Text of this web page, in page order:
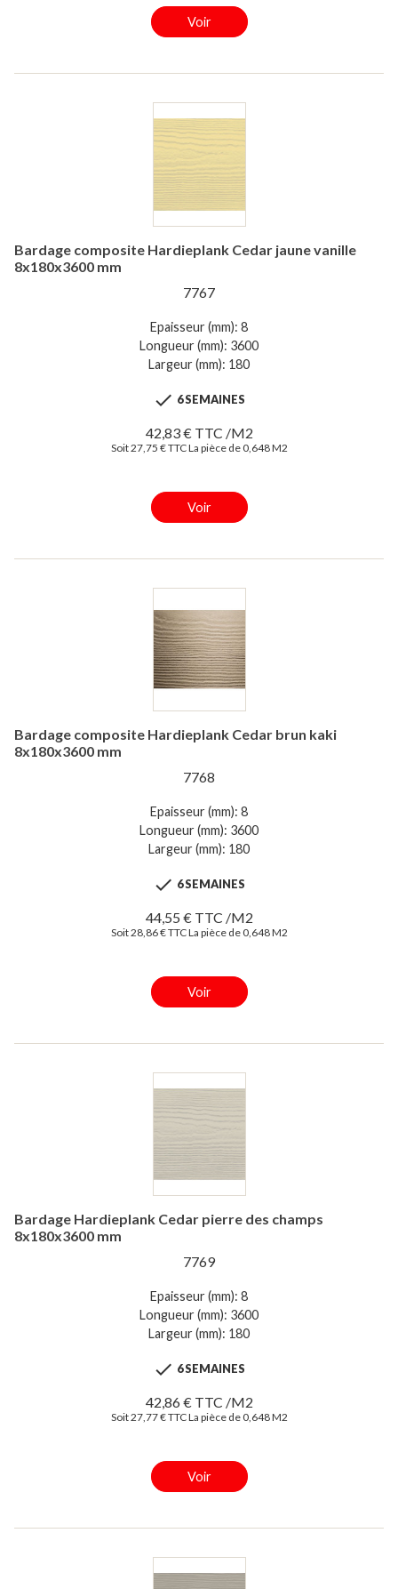
Voir
Bardage composite Hardieplank Cedar jaune vanille
8x180x3600 mm
7767
Epaisseur (mm): 8
Longueur (mm): 3600
Largeur (mm): 180
 6 SEMAINES
42,83 € TTC /M2
Soit 27,75 € TTC La pièce de 0,648 M2
Voir
Bardage composite Hardieplank Cedar brun kaki
8x180x3600 mm
7768
Epaisseur (mm): 8
Longueur (mm): 3600
Largeur (mm): 180
 6 SEMAINES
44,55 € TTC /M2
Soit 28,86 € TTC La pièce de 0,648 M2
Voir
Bardage Hardieplank Cedar pierre des champs
8x180x3600 mm
7769
Epaisseur (mm): 8
Longueur (mm): 3600
Largeur (mm): 180
 6 SEMAINES
42,86 € TTC /M2
Soit 27,77 € TTC La pièce de 0,648 M2
Voir